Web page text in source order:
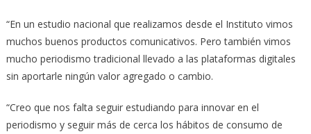
“En un estudio nacional que realizamos desde el Instituto vimos
muchos buenos productos comunicativos. Pero también vimos
mucho periodismo tradicional llevado a las plataformas digitales
sin aportarle ningún valor agregado o cambio.
“Creo que nos falta seguir estudiando para innovar en el
periodismo y seguir más de cerca los hábitos de consumo de